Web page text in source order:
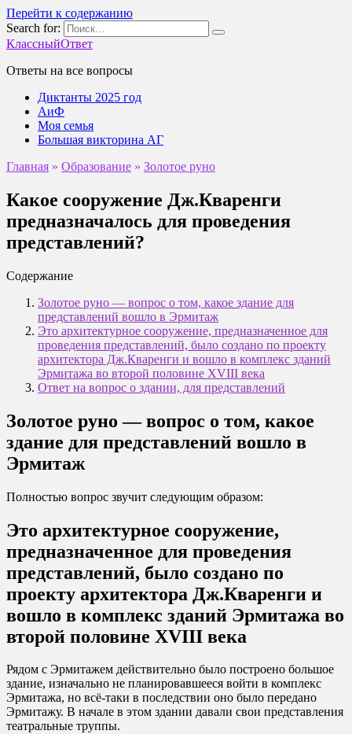
Перейти к содержанию
Search for:
КлассныйОтвет
Ответы на все вопросы
Диктанты 2025 год
АиФ
Моя семья
Большая викторина АГ
Главная » Образование » Золотое руно
Какое сооружение Дж.Кваренги
предназначалось для проведения
представлений?
Содержание
Золотое руно — вопрос о том, какое здание для
представлений вошло в Эрмитаж
Это архитектурное сооружение, предназначенное для
проведения представлений, было создано по проекту
архитектора Дж.Кваренги и вошло в комплекс зданий
Эрмитажа во второй половине XVIII века
Ответ на вопрос о здании, для представлений
Золотое руно — вопрос о том, какое
здание для представлений вошло в
Эрмитаж
Полностью вопрос звучит следующим образом:
Это архитектурное сооружение,
предназначенное для проведения
представлений, было создано по
проекту архитектора Дж.Кваренги и
вошло в комплекс зданий Эрмитажа во
второй половине XVIII века
Рядом с Эрмитажем действительно было построено большое
здание, изначально не планировавшееся войти в комплекс
Эрмитажа, но всё-таки в последствии оно было передано
Эрмитажу. В начале в этом здании давали свои представления
театральные труппы.